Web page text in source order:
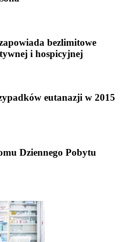
bezlimitowe
i hospicyjnej
eutanazji w 2015
Dziennego Pobytu